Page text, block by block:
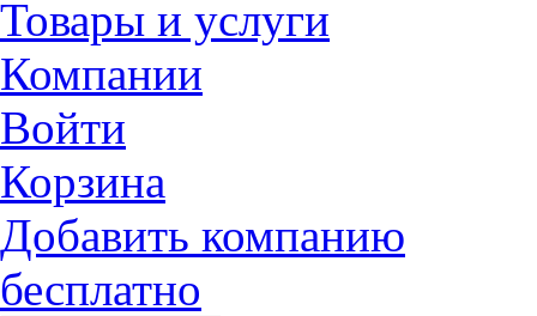
Товары и услуги
Компании
Войти
Корзина
Добавить компанию
бесплатно